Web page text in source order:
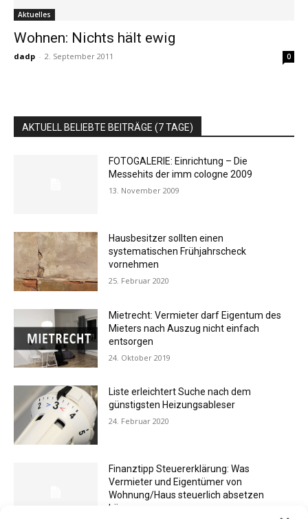
Aktuelles
Wohnen: Nichts hält ewig
dadp - 2. September 2011 0
AKTUELL BELIEBTE BEITRÄGE (7 TAGE)
FOTOGALERIE: Einrichtung – Die
Messehits der imm cologne 2009
13. November 2009
Hausbesitzer sollten einen
systematischen Frühjahrscheck
vornehmen
25. Februar 2020
Mietrecht: Vermieter darf Eigentum des
Mieters nach Auszug nicht einfach
entsorgen
24. Oktober 2019
Liste erleichtert Suche nach dem
günstigsten Heizungsableser
24. Februar 2020
Finanztipp Steuererklärung: Was
Vermieter und Eigentümer von
Wohnung/Haus steuerlich absetzen
können